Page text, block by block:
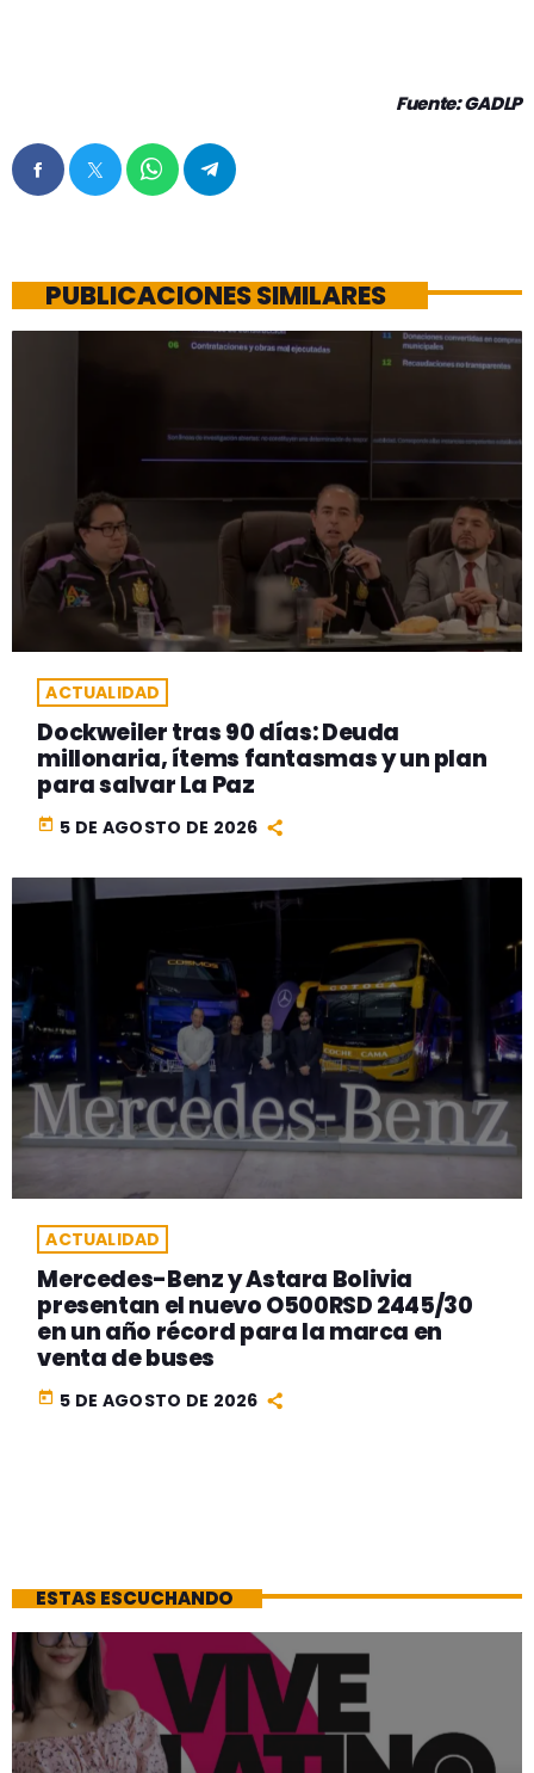
Fuente: GADLP
PUBLICACIONES SIMILARES
ACTUALIDAD
Dockweiler tras 90 días: Deuda
millonaria, ítems fantasmas y un plan
para salvar La Paz
today 5 DE AGOSTO DE 2026
ACTUALIDAD
Mercedes-Benz y Astara Bolivia
presentan el nuevo O500RSD 2445/30
en un año récord para la marca en
venta de buses
today 5 DE AGOSTO DE 2026
ESTAS ESCUCHANDO